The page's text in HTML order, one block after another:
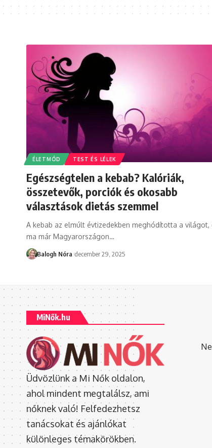
ÉLETMÓD TEST ÉS LÉLEK
Egészségtelen a kebab? Kalóriák,
összetevők, porciók és okosabb
választások dietás szemmel
A kebab az elmúlt évtizedekben meghódította a világot,
ma már Magyarországon…
Balogh Nóra december 29, 2025
MiNők.hu
Üdvözlünk a Mi Nők oldalon,
ahol mindent megtalálsz, ami
nőknek való! Felfedezhetsz
tanácsokat és ajánlókat
különleges témakörökben.